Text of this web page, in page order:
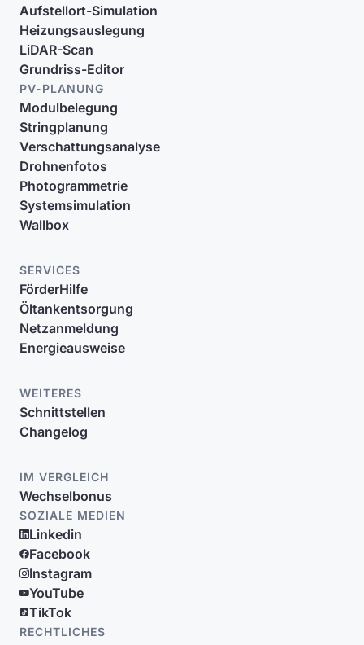
Aufstellort-Simulation
Heizungsauslegung
LiDAR-Scan
Grundriss-Editor
PV-PLANUNG
Modulbelegung
Stringplanung
Verschattungsanalyse
Drohnenfotos
Photogrammetrie
Systemsimulation
Wallbox
SERVICES
FörderHilfe
Öltankentsorgung
Netzanmeldung
Energieausweise
WEITERES
Schnittstellen
Changelog
IM VERGLEICH
Wechselbonus
SOZIALE MEDIEN
Linkedin
Facebook
Instagram
YouTube
TikTok
RECHTLICHES